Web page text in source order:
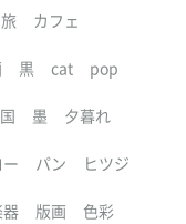
旅 カフェ
黒 cat pop
墨 夕暮れ
パン ヒツジ
器 版画 色彩